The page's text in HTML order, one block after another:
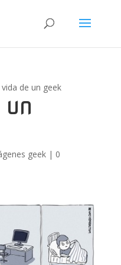
vida de un geek
geek| 0